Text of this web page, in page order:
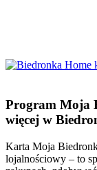
Program Moja
więcej w
Karta Moja
lojalnościowy – to